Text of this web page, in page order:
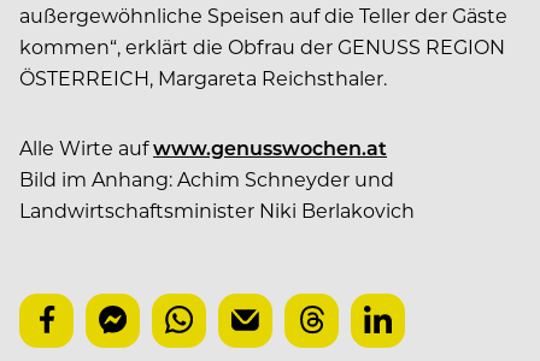
außergewöhnliche Speisen auf die Teller der Gäste
kommen“, erklärt die Obfrau der GENUSS REGION
ÖSTERREICH, Margareta Reichsthaler.
Alle Wirte aufwww.genusswochen.at
Bild im Anhang: Achim Schneyder und
Landwirtschaftsminister Niki Berlakovich